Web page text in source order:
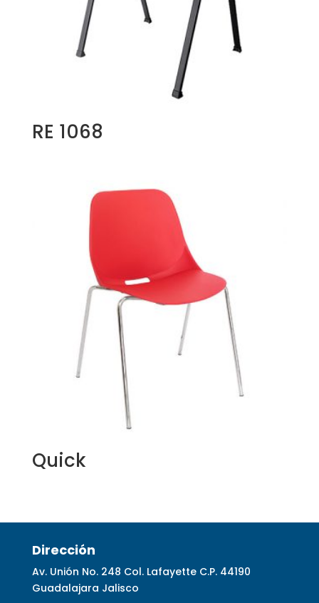
RE 1068
Quick
Dirección
Av. Unión No. 248 Col. Lafayette C.P. 44190
Guadalajara Jalisco